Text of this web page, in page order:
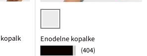
črna/modra
Enodelne kopalke
(404)